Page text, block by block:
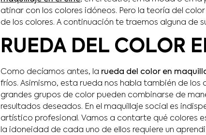
atinar con los colores idóneos. Pero la teoría del
de los colores. A continuación te traemos alguna de
RUEDA DEL COLOR
Como decíamos antes, la rueda del color en
fríos. Asimismo, esta rueda nos habla también de
grandes grupos de color pueden combinarse de
resultados deseados. En el maquillaje social es
artístico profesional. Vamos a contarte qué colores
la idoneidad de cada uno de ellos requiere un